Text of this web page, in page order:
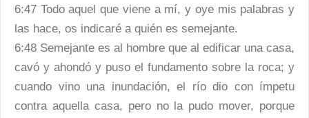
6:47 Todo aquel que viene a mí, y oye mis palabras y
las hace, os indicaré a quién es semejante.
6:48 Semejante es al hombre que al edificar una casa,
cavó y ahondó y puso el fundamento sobre la roca; y
cuando vino una inundación, el río dio con ímpetu
contra aquella casa, pero no la pudo mover, porque